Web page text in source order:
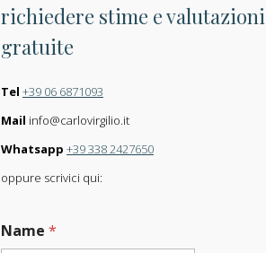
richiedere stime e valutazioni
gratuite
Tel +39 06 6871093
Mail info@carlovirgilio.it
Whatsapp +39 338 2427650
oppure scrivici qui:
Name *